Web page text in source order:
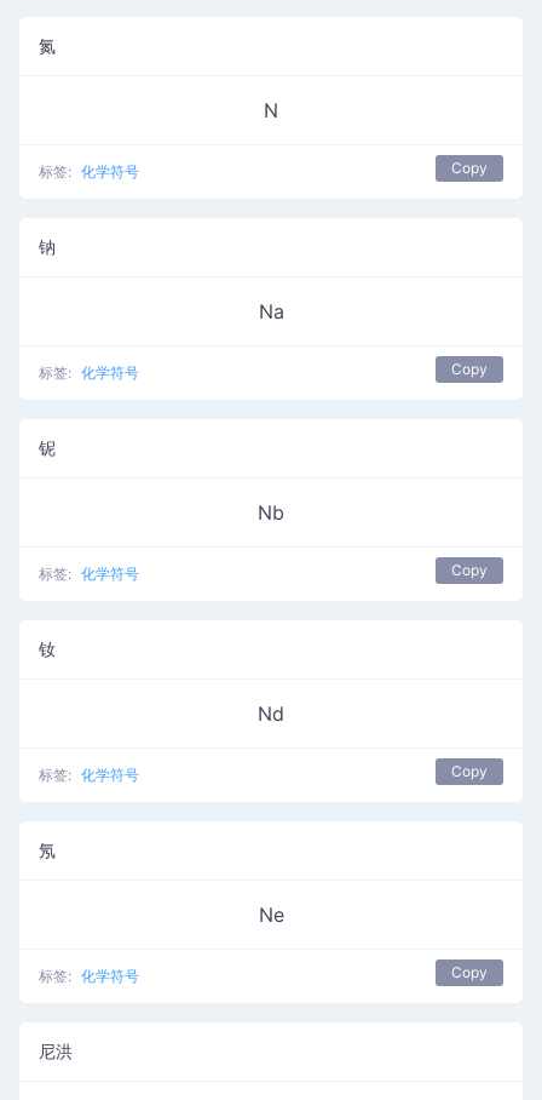
氮
N
标签: 化学符号 Copy
钠
Na
标签: 化学符号 Copy
铌
Nb
标签: 化学符号 Copy
钕
Nd
标签: 化学符号 Copy
氖
Ne
标签: 化学符号 Copy
尼洪